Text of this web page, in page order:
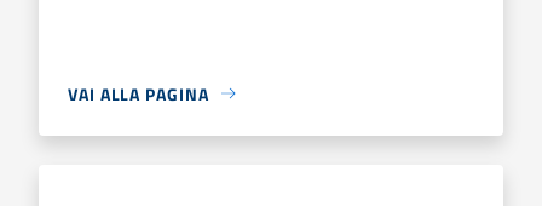
VAI ALLA PAGINA